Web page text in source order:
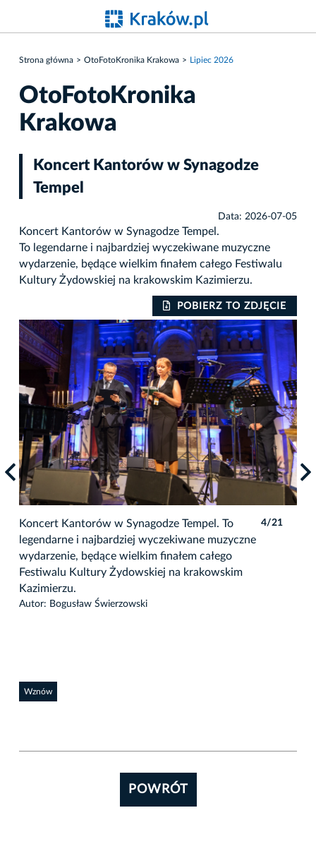
Strona główna OtoFotoKronika Krakowa Lipiec 2026
OtoFotoKronika
Krakowa
Koncert Kantorów w Synagodze
Tempel
Data: 2026-07-05
Koncert Kantorów w Synagodze Tempel.
To legendarne i najbardziej wyczekiwane muzyczne
wydarzenie, będące wielkim finałem całego Festiwalu
Kultury Żydowskiej na krakowskim Kazimierzu.
POBIERZ TO ZDJĘCIE
Koncert Kantorów w Synagodze Tempel. To
legendarne i najbardziej wyczekiwane muzyczne
wydarzenie, będące wielkim finałem całego
Festiwalu Kultury Żydowskiej na krakowskim
Kazimierzu.
Autor: Bogusław Świerzowski
4/21
Wznów
POWRÓT